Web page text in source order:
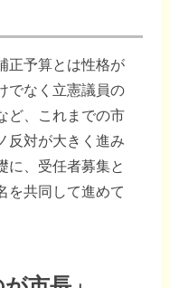
正予算とは性格が
でなく立憲議員の
ど、これまでの市
反対が大きく進み
に、受任者募集と
を共同して進めて